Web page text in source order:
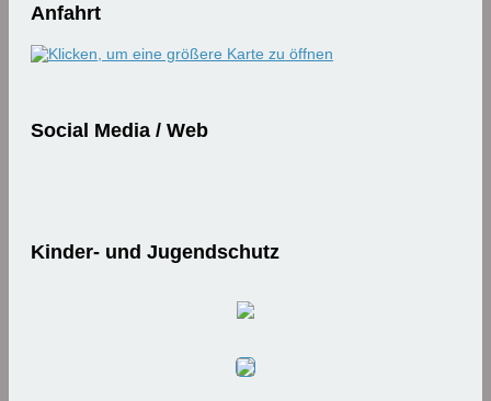
Anfahrt
Social Media / Web
Kinder- und Jugendschutz